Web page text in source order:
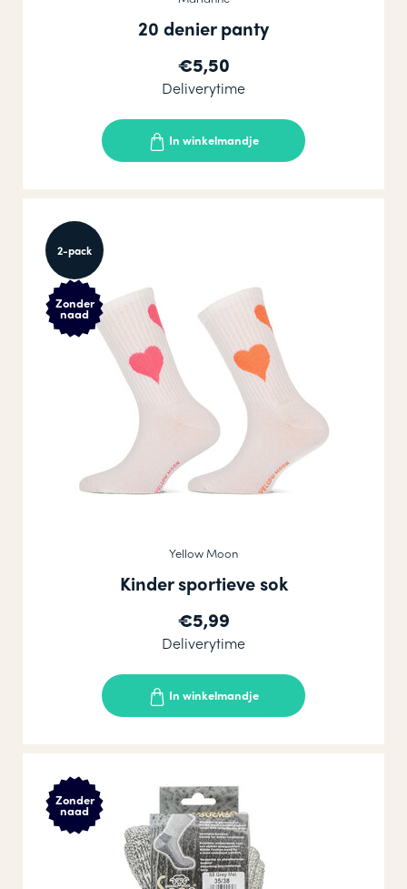
20 denier panty
€5,50
Deliverytime
In winkelmandje
2-pack
Zonder
naad
Yellow Moon
Kinder sportieve sok
€5,99
Deliverytime
In winkelmandje
Zonder
naad